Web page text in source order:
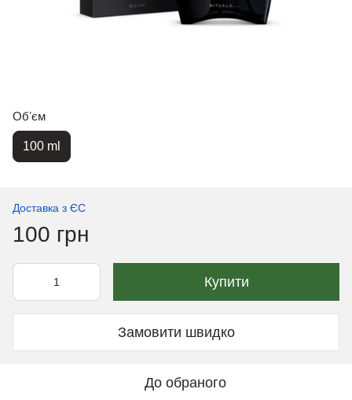
Обʼєм
100 ml
Доставка з ЄС
100 грн
Купити
Замовити швидко
До обраного